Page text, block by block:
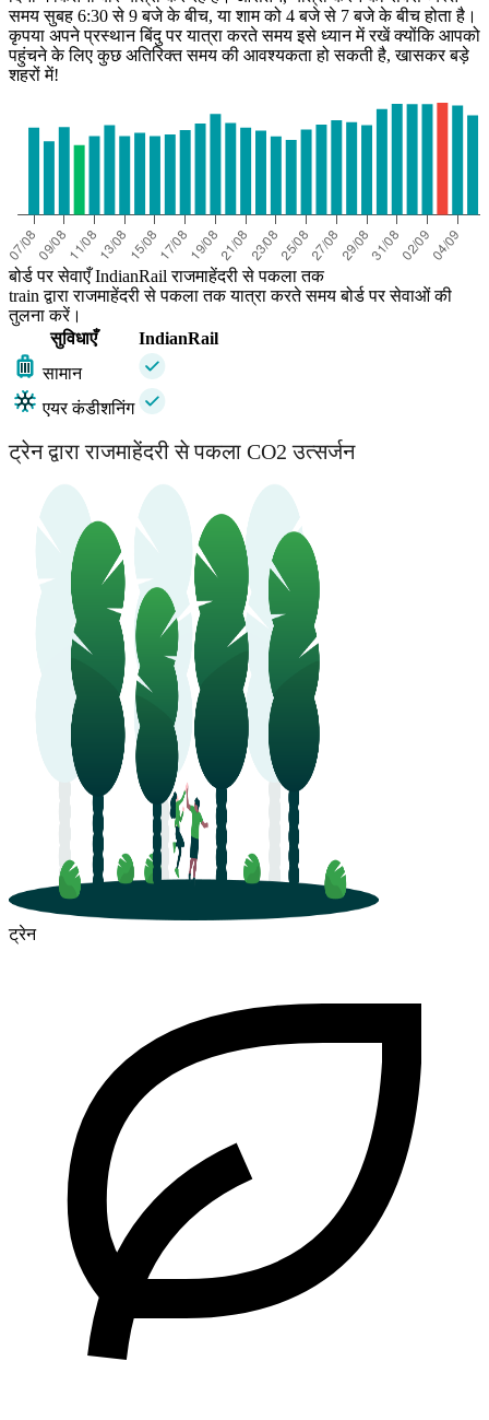
समय सुबह 6:30 से 9 बजे के बीच, या शाम को 4 बजे से 7 बजे के बीच होता है।
कृपया अपने प्रस्थान बिंदु पर यात्रा करते समय इसे ध्यान में रखें क्योंकि आपको
पहुंचने के लिए कुछ अतिरिक्त समय की आवश्यकता हो सकती है, खासकर बड़े
शहरों में!
बोर्ड पर सेवाएँ IndianRail राजमाहेंदरी से पकला तक
train द्वारा राजमाहेंदरी से पकला तक यात्रा करते समय बोर्ड पर सेवाओं की
तुलना करें।
सुविधाएँ
IndianRail
सामान
एयर कंडीशनिंग
ट्रेन द्वारा राजमाहेंदरी से पकला CO2 उत्सर्जन
ट्रेन